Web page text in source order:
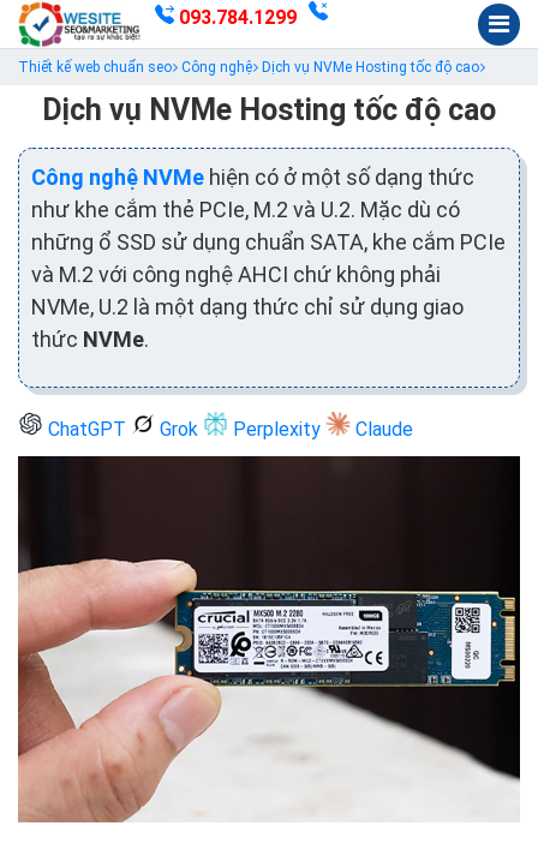
093.784.1299
Thiết kế web chuẩn seo Công nghệ Dịch vụ NVMe Hosting tốc độ cao
Dịch vụ NVMe Hosting tốc độ cao
Công nghệ NVMe hiện có ở một số dạng thức
như khe cắm thẻ PCIe, M.2 và U.2. Mặc dù có
những ổ SSD sử dụng chuẩn SATA, khe cắm PCIe
và M.2 với công nghệ AHCI chứ không phải
NVMe, U.2 là một dạng thức chỉ sử dụng giao
thức NVMe.
ChatGPT Grok Perplexity Claude